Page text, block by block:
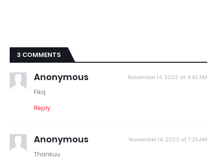
3 COMMENTS
Anonymous November 14, 2022 at 4:43 AM
Fikq
Reply
Anonymous November 14, 2023 at 7:25 AM
Thankuu